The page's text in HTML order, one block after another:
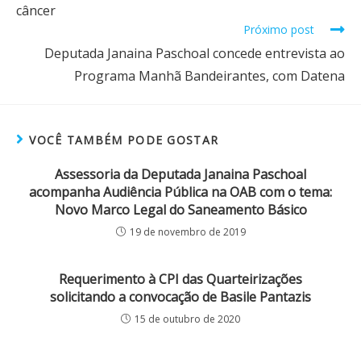
câncer
Próximo post
Deputada Janaina Paschoal concede entrevista ao
Programa Manhã Bandeirantes, com Datena
VOCÊ TAMBÉM PODE GOSTAR
Assessoria da Deputada Janaina Paschoal
acompanha Audiência Pública na OAB com o tema:
Novo Marco Legal do Saneamento Básico
19 de novembro de 2019
Requerimento à CPI das Quarteirizações
solicitando a convocação de Basile Pantazis
15 de outubro de 2020